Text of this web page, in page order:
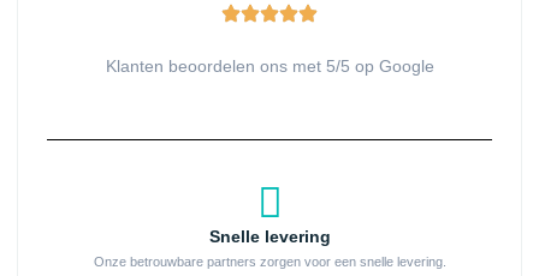
Klanten beoordelen ons met 5/5 op Google
Snelle levering
Onze betrouwbare partners zorgen voor een snelle levering.